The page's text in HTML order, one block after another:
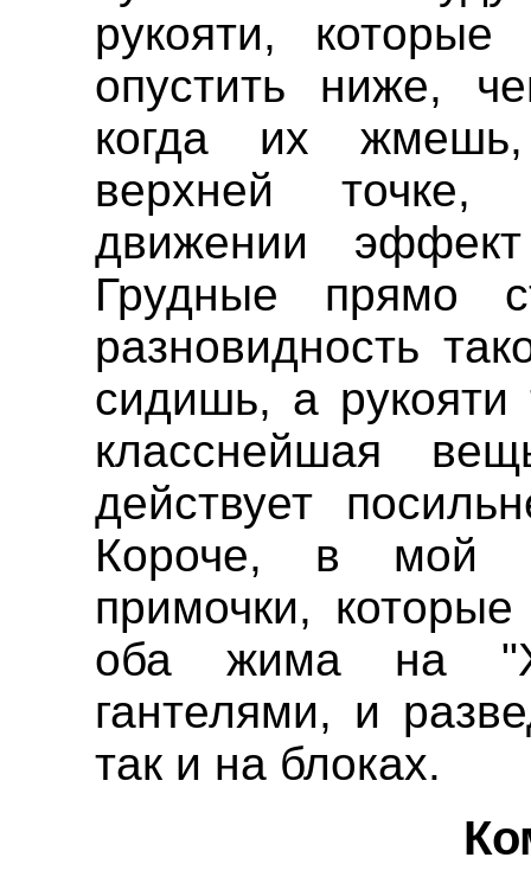
рукояти,
опустить ниже,
когда их
верхней
движении
Грудные прямо
разновидность
сидишь, а
класснейшая
действует
Короче, в мой
примочки,
оба жима на
гантелями, и
так и на блоках.